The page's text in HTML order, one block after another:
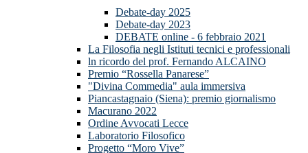
Debate-day 2025
Debate-day 2023
DEBATE online - 6 febbraio 2021
La Filosofia negli Istituti tecnici e professionali
ln ricordo del prof. Fernando ALCAINO
Premio “Rossella Panarese”
"Divina Commedia" aula immersiva
Piancastagnaio (Siena): premio giornalismo
Macurano 2022
Ordine Avvocati Lecce
Laboratorio Filosofico
Progetto “Moro Vive”